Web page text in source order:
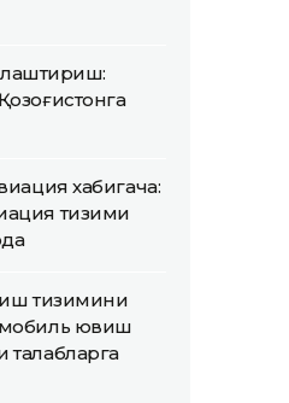
хабигача:
тизими
тизимини
ювиш
талабларга